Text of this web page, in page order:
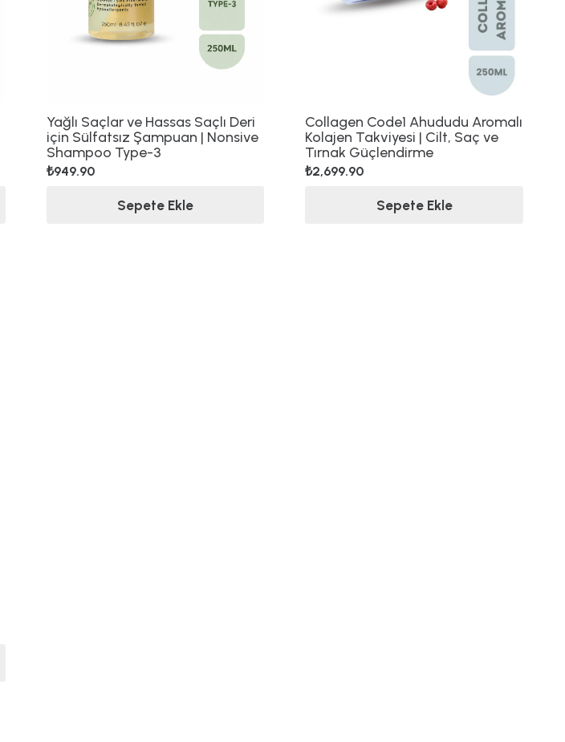
Yağlı Saçlar ve Hassas Saçlı Deri
için Sülfatsız Şampuan | Nonsive
Shampoo Type-3
₺949.90
Sepete Ekle
Collagen Code1 Ahududu Aromalı
Kolajen Takviyesi | Cilt, Saç ve
Tırnak Güçlendirme
₺2,699.90
Sepete Ekle